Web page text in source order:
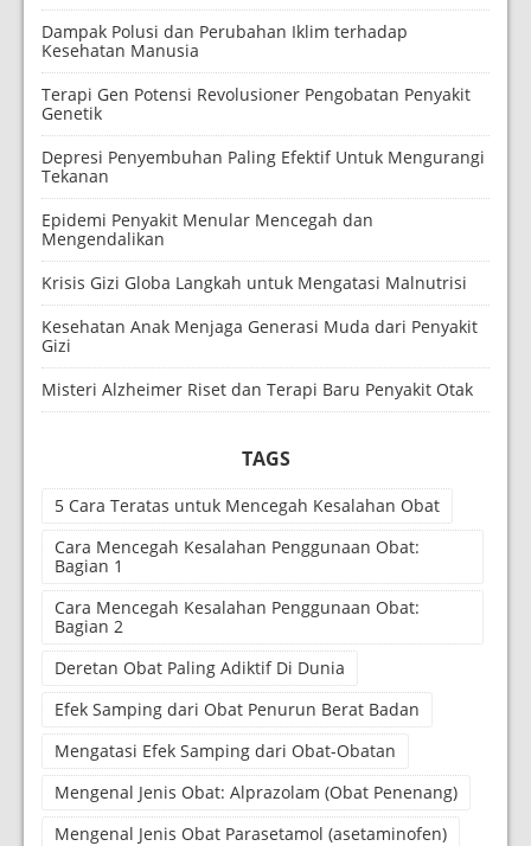
Dampak Polusi dan Perubahan Iklim terhadap
Kesehatan Manusia
Terapi Gen Potensi Revolusioner Pengobatan Penyakit
Genetik
Depresi Penyembuhan Paling Efektif Untuk Mengurangi
Tekanan
Epidemi Penyakit Menular Mencegah dan
Mengendalikan
Krisis Gizi Globa Langkah untuk Mengatasi Malnutrisi
Kesehatan Anak Menjaga Generasi Muda dari Penyakit
Gizi
Misteri Alzheimer Riset dan Terapi Baru Penyakit Otak
TAGS
5 Cara Teratas untuk Mencegah Kesalahan Obat
Cara Mencegah Kesalahan Penggunaan Obat:
Bagian 1
Cara Mencegah Kesalahan Penggunaan Obat:
Bagian 2
Deretan Obat Paling Adiktif Di Dunia
Efek Samping dari Obat Penurun Berat Badan
Mengatasi Efek Samping dari Obat-Obatan
Mengenal Jenis Obat: Alprazolam (Obat Penenang)
Mengenal Jenis Obat Parasetamol (asetaminofen)